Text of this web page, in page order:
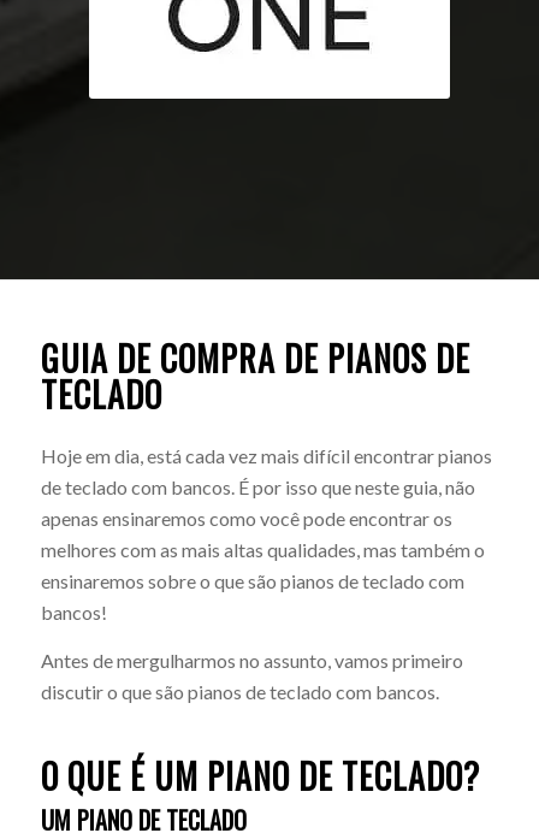
GUIA DE COMPRA DE PIANOS DE
TECLADO
Hoje em dia, está cada vez mais difícil encontrar pianos
de teclado com bancos. É por isso que neste guia, não
apenas ensinaremos como você pode encontrar os
melhores com as mais altas qualidades, mas também o
ensinaremos sobre o que são pianos de teclado com
bancos!
Antes de mergulharmos no assunto, vamos primeiro
discutir o que são pianos de teclado com bancos.
O QUE É UM PIANO DE TECLADO?
UM PIANO DE TECLADO